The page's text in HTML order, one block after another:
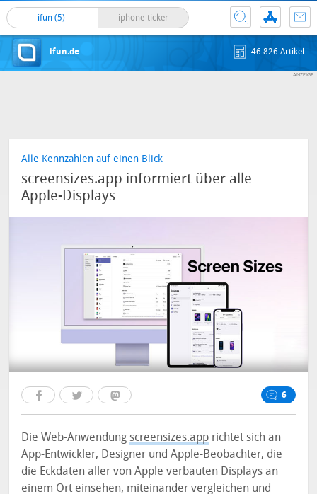
ifun (5) iphone-ticker
ifun.de 46 826 Artikel
Alle Kennzahlen auf einen Blick
screensizes.app informiert über alle
Apple-Displays
6
Die Web-Anwendungscreensizes.app richtet sich an
App-Entwickler, Designer und Apple-Beobachter, die
die Eckdaten aller von Apple verbauten Displays an
einem Ort einsehen, miteinander vergleichen und